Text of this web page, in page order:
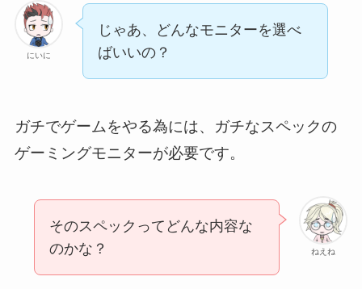
にいに
じゃあ、どんなモニターを選べ
ばいいの？
ガチでゲームをやる為には、ガチなスペックの
ゲーミングモニターが必要です。
ねえね
そのスペックってどんな内容な
のかな？